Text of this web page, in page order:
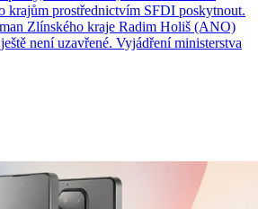
krajům prostřednictvím SFDI poskytnout.
Zlínského kraje Radim Holiš (ANO)
není uzavřené. Vyjádření ministerstva